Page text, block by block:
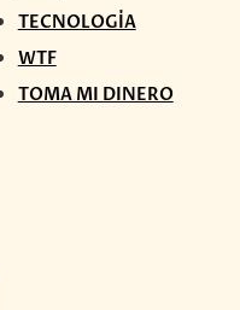
TECNOLOGÍA
WTF
TOMA MI DINERO